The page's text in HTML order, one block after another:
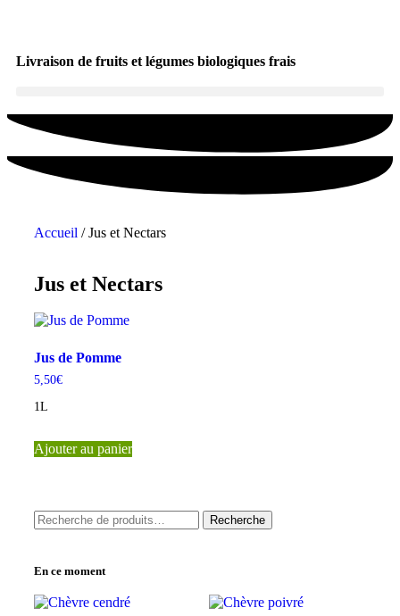
Livraison de fruits et légumes biologiques frais
Accueil / Jus et Nectars
Jus et Nectars
Jus de Pomme
5,50€
1L
Ajouter au panier
Recherche
En ce moment